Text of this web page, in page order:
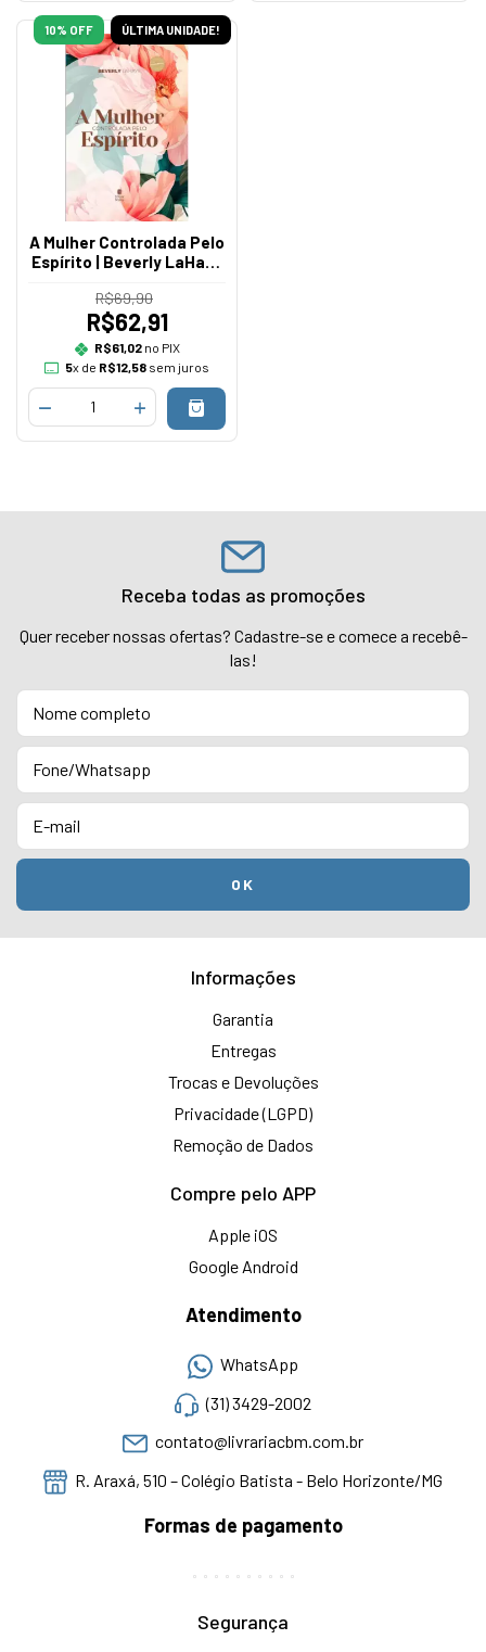
10% OFF ÚLTIMA UNIDADE!
A Mulher Controlada Pelo
Espírito | Beverly LaHaye
R$69,90
R$62,91
R$61,02no PIX
5x de R$12,58 sem juros
Receba todas as promoções
Quer receber nossas ofertas? Cadastre-se e comece a recebê-
las!
Informações
Garantia
Entregas
Trocas e Devoluções
Privacidade (LGPD)
Remoção de Dados
Compre pelo APP
Apple iOS
Google Android
Atendimento
WhatsApp
(31) 3429-2002
contato@livrariacbm.com.br
R. Araxá, 510 – Colégio Batista - Belo Horizonte/MG
Formas de pagamento
Segurança